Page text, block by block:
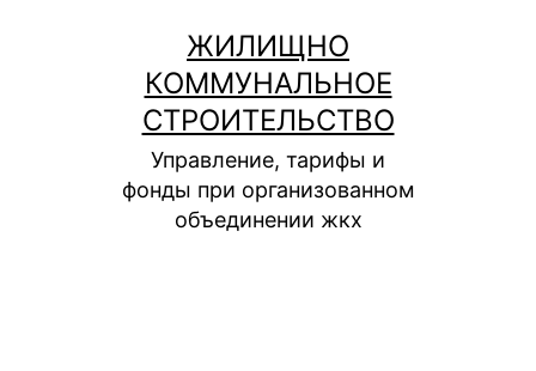
содержимому
ЖИЛИЩНО
КОММУНАЛЬНОЕ
СТРОИТЕЛЬСТВО
Управление, тарифы и
фонды при организованном
объединении жкх